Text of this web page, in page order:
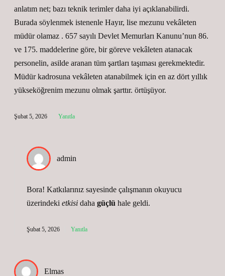
anlatım net; bazı teknik terimler daha iyi açıklanabilirdi.
Burada söylenmek istenenle Hayır, lise mezunu vekâleten
müdür olamaz . 657 sayılı Devlet Memurları Kanunu’nun 86.
ve 175. maddelerine göre, bir göreve vekâleten atanacak
personelin, asilde aranan tüm şartları taşıması gerekmektedir.
Müdür kadrosuna vekâleten atanabilmek için en az dört yıllık
yükseköğrenim mezunu olmak şarttır. örtüşüyor.
Şubat 5, 2026 Yanıtla
admin
Bora! Katkılarınız sayesinde çalışmanın okuyucu
üzerindeki etkisi daha güçlü hale geldi.
Şubat 5, 2026 Yanıtla
Elmas